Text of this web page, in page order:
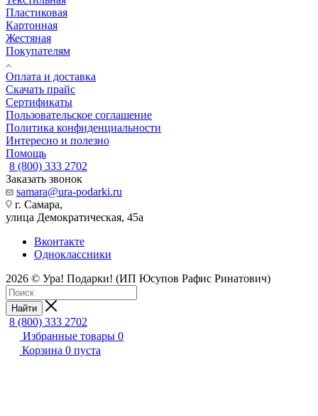
Пластиковая
Картонная
Жестяная
Покупателям
Оплата и доставка
Скачать прайс
Сертификаты
Пользовательское соглашение
Политика конфиденциальности
Интересно и полезно
Помощь
8 (800) 333 2702
Заказать звонок
samara@ura-podarki.ru
г. Самара,
улица Демократическая, 45а
Вконтакте
Одноклассники
2026 © Ура! Подарки! (ИП Юсупов Рафис Ринатович)
Найти
8 (800) 333 2702
Избранные товары 0
Корзина 0 пуста